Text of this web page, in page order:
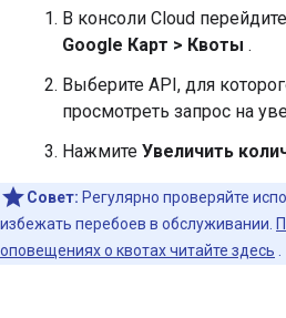
В консоли Cloud
Google Карт > Квоты .
Выберите API, для
просмотреть запрос на
Нажмите Увеличить
Совет: Регулярно проверяйте
избежать перебоев в обслуживании.
оповещениях о квотах читайте здесь